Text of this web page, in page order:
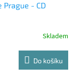
Prague - CD
Skladem
Do košíku